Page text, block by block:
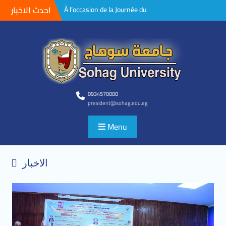
احدث الاخبار
À l’occasion de la Journée du
martyr, le président de
le président Abdel Fattah Al-
Sissi ,Commandant suprême
forces armées, et il glorifie les
sacrifices de nos valeureux
martyrs qui se sont sacrifiés
pour cette patrie immortelle
afin de la maintenir vibrante.
4 façons de prévenir
l’hystérectomie. » Mémoire
de maîtrise, Département
d’obstétrique et de femmes,
recherche des étudiants à la
neuvième conférence
scientifique pour les jeunes
chercheurs de l’Université de
0934570000
president@sohag.edu.eg
Menu
الاخبار